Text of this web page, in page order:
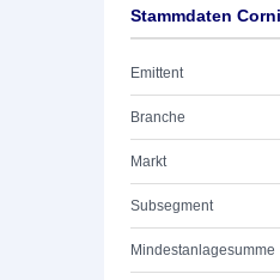
Stammdaten
Emittent
Branche
Markt
Subsegment
Mindestanlagesumme